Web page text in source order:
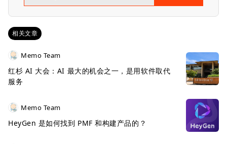
相关文章
Memo Team
红杉 AI 大会：AI 最大的机会之一，是用软件取代
服务
Memo Team
HeyGen 是如何找到 PMF 和构建产品的？